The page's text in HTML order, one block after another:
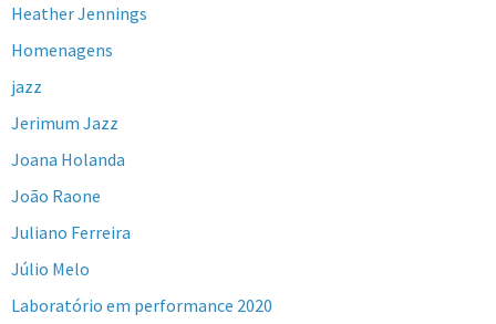
Heather Jennings
Homenagens
jazz
Jerimum Jazz
Joana Holanda
João Raone
Juliano Ferreira
Júlio Melo
Laboratório em performance 2020